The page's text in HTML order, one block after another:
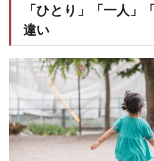
「ひとり」「一人」
違い